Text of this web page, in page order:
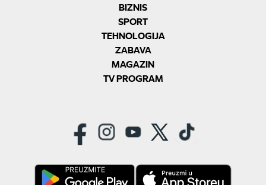
BIZNIS
SPORT
TEHNOLOGIJA
ZABAVA
MAGAZIN
TV PROGRAM